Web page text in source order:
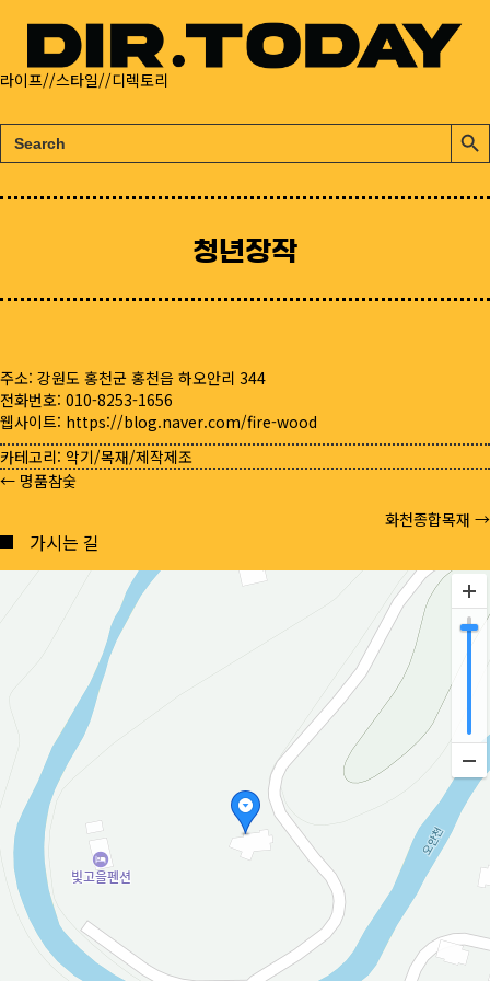
라이프//스타일//디렉토리
검
색:
검
색
튼
청년장작
주소: 강원도 홍천군 홍천읍 하오안리 344
전화번호: 010-8253-1656
웹사이트: https://blog.naver.com/fire-wood
카테고리: 악기/목재/제작제조
Posts
navigation
← 명품참숯
화천종합목재 →
가시는 길